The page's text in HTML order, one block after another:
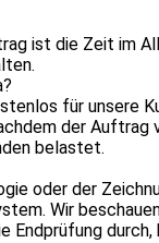
ist die Zeit im
für unsere
der Auftrag
belastet.
oder der
Wir
Endprüfung